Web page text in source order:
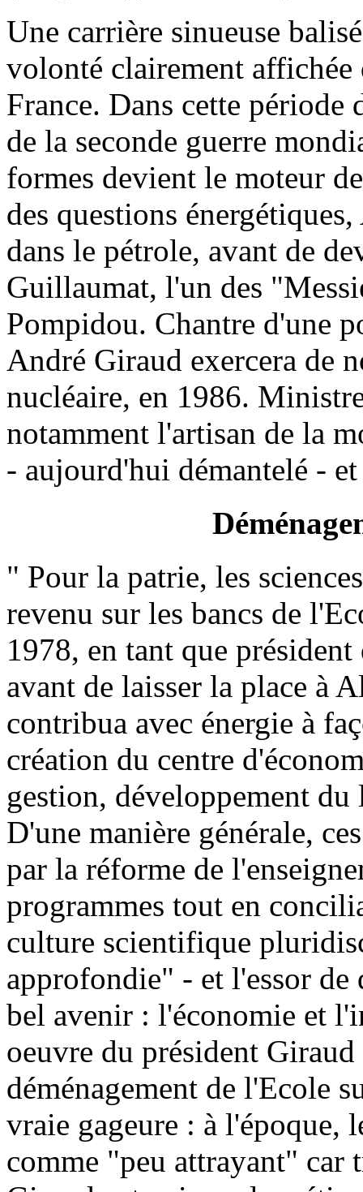
Une carrière sinueuse
volonté clairement affichée
France. Dans cette
de la seconde guerre
formes devient le moteur
des questions
dans le pétrole, avant de
Guillaumat, l'un des
Pompidou. Chantre d'une
André Giraud exercera de
nucléaire, en 1986.
notamment l'artisan de la
- aujourd'hui démantelé -
" Pour la patrie, les
revenu sur les bancs de
1978, en tant que
avant de laisser la place à
contribua avec énergie à
création du centre
gestion, développement
D'une manière générale,
par la réforme de
programmes tout en
culture scientifique
approfondie" - et l'essor
bel avenir : l'économie et
oeuvre du président
déménagement de l'Ecole
vraie gageure : à l'époque,
comme "peu attrayant" car